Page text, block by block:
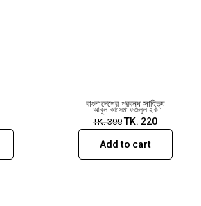
বাংলাদেশের প্রবন্ধ সাহিত্য
আবুল কাসেম ফজলুল হক
TK.300 TK. 220
Add to cart